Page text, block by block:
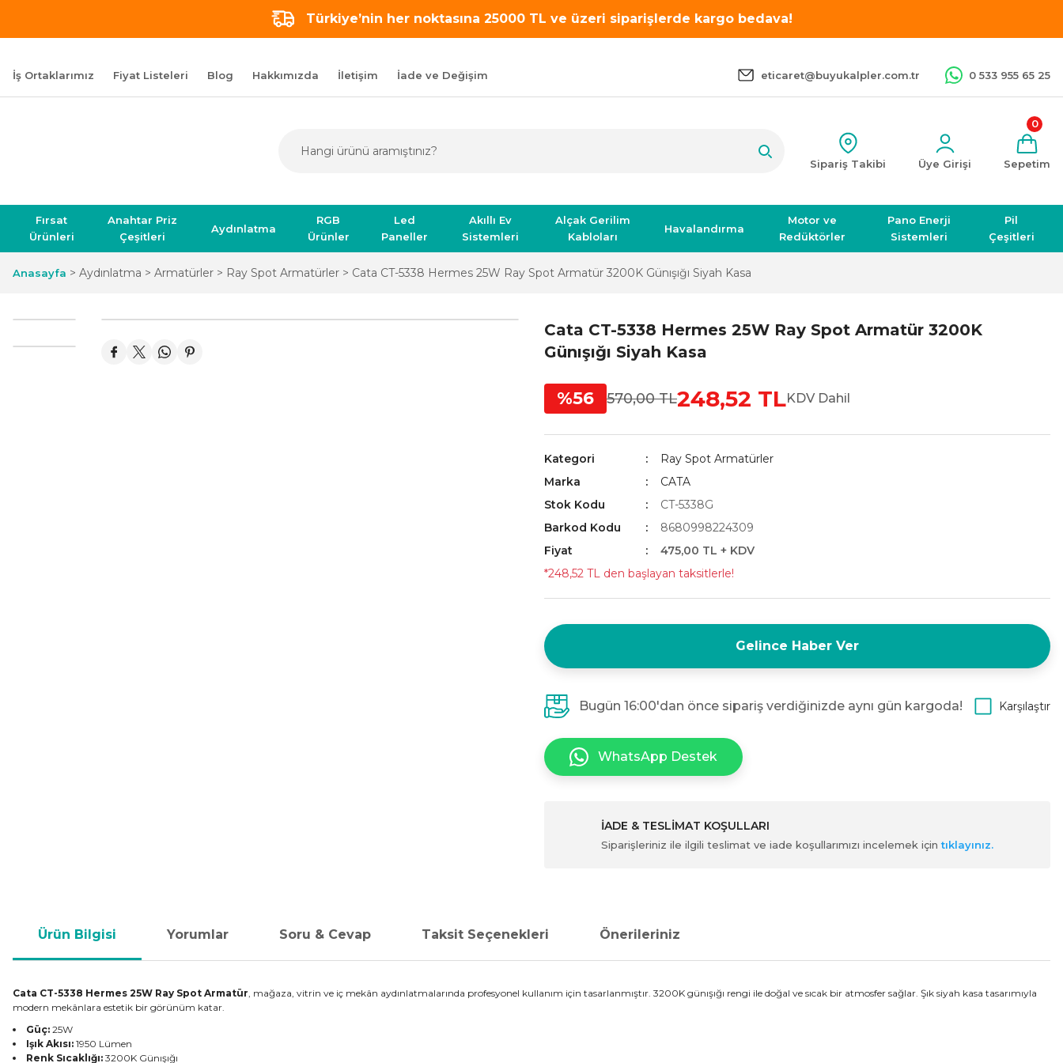
Türkiye’nin her noktasına 25000 TL ve üzeri siparişlerde kargo bedava!
İş Ortaklarımız Fiyat Listeleri Blog Hakkımızda İletişim İade ve Değişim eticaret@buyukalpler.com.tr 0 533 955 65 25
Sipariş Takibi Üye Girişi Sepetim
0
Fırsat
Ürünleri
Anahtar Priz
Çeşitleri
Aydınlatma
RGB
Ürünler
Led
Paneller
Akıllı Ev
Sistemleri
Alçak Gerilim
Kabloları
Havalandırma
Motor ve
Redüktörler
Pano Enerji
Sistemleri
Pil
Çeşitleri
Anasayfa Aydınlatma Armatürler Ray Spot Armatürler Cata CT-5338 Hermes 25W Ray Spot Armatür 3200K Günışığı Siyah Kasa
Cata CT-5338 Hermes 25W Ray Spot Armatür 3200K
Günışığı Siyah Kasa
%56 570,00 TL248,52 TLKDV Dahil
Kategori
Ray Spot Armatürler
Marka
CATA
Stok Kodu
CT-5338G
Barkod Kodu
8680998224309
Fiyat
475,00 TL + KDV
*248,52 TL den başlayan taksitlerle!
Gelince Haber Ver
Bugün 16:00'dan önce sipariş verdiğinizde aynı gün kargoda! Karşılaştır
WhatsApp Destek
İADE & TESLİMAT KOŞULLARI
Siparişleriniz ile ilgili teslimat ve iade koşullarımızı incelemek içintıklayınız.
Ürün Bilgisi Yorumlar Soru & Cevap Taksit Seçenekleri Önerileriniz
Cata CT-5338 Hermes 25W Ray Spot Armatür, mağaza, vitrin ve iç mekân aydınlatmalarında profesyonel kullanım için tasarlanmıştır. 3200K günışığı rengi ile doğal ve sıcak bir atmosfer sağlar. Şık siyah kasa tasarımıyla
modern mekânlara estetik bir görünüm katar.
Güç: 25W
Işık Akısı: 1950 Lümen
Renk Sıcaklığı: 3200K Günışığı